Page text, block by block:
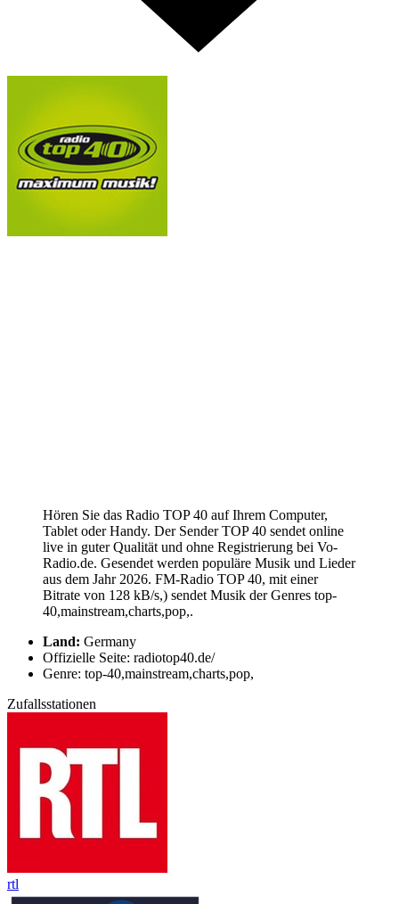
Hören Sie das Radio TOP 40 auf Ihrem Computer,
Tablet oder Handy. Der Sender TOP 40 sendet online
live in guter Qualität und ohne Registrierung bei Vo-
Radio.de. Gesendet werden populäre Musik und Lieder
aus dem Jahr 2026. FM-Radio TOP 40, mit einer
Bitrate von 128 kB/s,) sendet Musik der Genres top-
40,mainstream,charts,pop,.
Land: Germany
Offizielle Seite: radiotop40.de/
Genre: top-40,mainstream,charts,pop,
Zufallsstationen
rtl